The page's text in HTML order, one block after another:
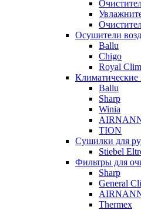
Осушители
Ballu
Chigo
Royal
Климатические
Ballu
Sharp
Winia
TION
Сушилки для
Stiebel
Фильтры для
Sharp
General
Thermex